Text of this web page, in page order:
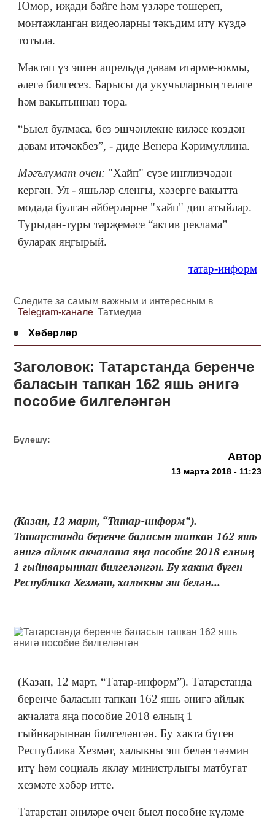
Юмор, иҗади бәйге һәм үзләре төшереп,
монтажланган видеоларны тәкъдим итү күздә
тотыла.
Мәктәп үз эшен апрельдә дәвам итәрме-юкмы,
әлегә билгесез. Барысы да укучыларның теләге
һәм вакытыннан тора.
“Быел булмаса, без эшчәнлекне киләсе көздән
дәвам итәчәкбез”, - диде Венера Кәримуллина.
Мәгълүмат өчен: "Хайп" сүзе инглизчәдән
кергән. Ул - яшьләр сленгы, хәзерге вакытта
модада булган әйберләрне "хайп" дип атыйлар.
Турыдан-туры тәрҗемәсе “актив реклама”
буларак яңгырый.
татар-информ
Следите за самым важным и интересным в
Telegram-канале Татмедиа
Хәбәрләр
Заголовок: Татарстанда беренче
баласын тапкан 162 яшь әнигә
пособие билгеләнгән
Бүлешү:
Автор
13 марта 2018 - 11:23
(Казан, 12 март, “Татар-информ”).
Татарстанда беренче баласын тапкан 162 яшь
әнигә айлык акчалата яңа пособие 2018 елның
1 гыйнварыннан билгеләнгән. Бу хакта бүген
Республика Хезмәт, халыкны эш белән...
(Казан, 12 март, “Татар-информ”). Татарстанда
беренче баласын тапкан 162 яшь әнигә айлык
акчалата яңа пособие 2018 елның 1
гыйнварыннан билгеләнгән. Бу хакта бүген
Республика Хезмәт, халыкны эш белән тәэмин
итү һәм социаль яклау министрлыгы матбугат
хезмәте хәбәр итте.
Татарстан әниләре өчен быел пособие күләме